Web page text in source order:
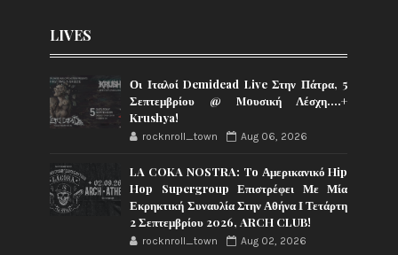
LIVES
Οι Ιταλοί Demidead Live Στην Πάτρα, 5
Σεπτεμβρίου @ Moυσική Λέσχη….+
Krushya!
rocknroll_town Aug 06, 2026
LA COKA NOSTRA: To Αμερικανικό Hip
Hop Supergroup Επιστρέφει Με Μία
Εκρηκτική Συναυλία Στην Αθήνα Ι Τετάρτη
2 Σεπτεμβρίου 2026, ARCH CLUB!
rocknroll_town Aug 02, 2026